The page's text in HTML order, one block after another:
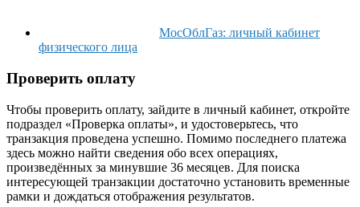
МосОблГаз: личный кабинет
физического лица
Проверить оплату
Чтобы проверить оплату, зайдите в личный кабинет, откройте
подраздел «Проверка оплаты», и удостоверьтесь, что
транзакция проведена успешно. Помимо последнего платежа
здесь можно найти сведения обо всех операциях,
произведённых за минувшие 36 месяцев. Для поиска
интересующей транзакции достаточно установить временные
рамки и дождаться отображения результатов.